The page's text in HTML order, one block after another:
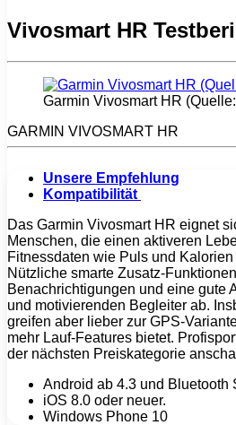
Vivosmart HR
Garmin Vivosmart HR
GARMIN VIVOSMART HR
Unsere Empfehlung
Kompatibilität
Das Garmin Vivosmart HR eignet
Menschen, die einen aktiveren
Fitnessdaten wie Puls und
Nützliche smarte Zusatz-
Benachrichtigungen und eine gute
und motivierenden Begleiter ab.
greifen aber lieber zur GPS-
mehr Lauf-Features bietet.
der nächsten Preiskategorie
Android ab 4.3 und Bluetooth
iOS 8.0 oder neuer.
Windows Phone 10